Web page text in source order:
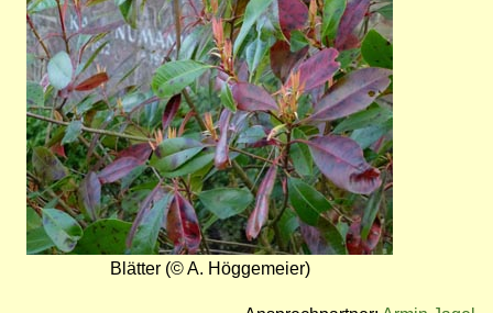
Blätter (© A. Höggemeier)